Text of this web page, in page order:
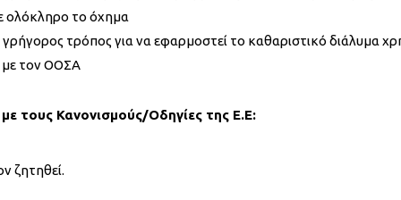
ολόκληρο το όχημα
τρόπος για να εφαρμοστεί το καθαριστικό διάλυμα
με τον ΟΟΣΑ
τους Κανονισμούς/Οδηγίες της Ε.Ε:
ζητηθεί.